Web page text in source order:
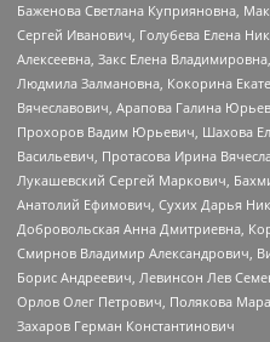
Баженова Светлана Куприяновна,
Сергей Иванович, Голубева Елена
Алексеевна, Закс Елена
Людмила Залмановна, Кокорина
Вячеславович, Арапова Галина
Прохоров Вадим Юрьевич, Шахова
Васильевич, Протасова Ирина
Лукашевский Сергей Маркович,
Анатолий Ефимович, Сухих Дарья
Добровольская Анна Дмитриевна,
Смирнов Владимир Александрович,
Борис Андреевич, Левинсон Лев
Орлов Олег Петрович, Полякова
Захаров Герман Константинович